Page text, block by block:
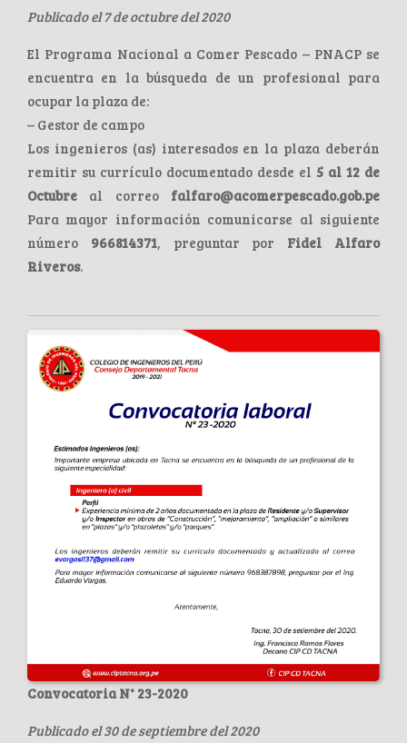
Publicado el 7 de octubre del 2020
El Programa Nacional a Comer Pescado – PNACP se
encuentra en la búsqueda de un profesional para
ocupar la plaza de:
– Gestor de campo
Los ingenieros (as) interesados en la plaza deberán
remitir su currículo documentado desde el 5 al 12 de
Octubre al correo falfaro@acomerpescado.gob.pe
Para mayor información comunicarse al siguiente
número 966814371, preguntar por Fidel Alfaro
Riveros.
Convocatoria N° 23-2020
Publicado el 30 de septiembre del 2020